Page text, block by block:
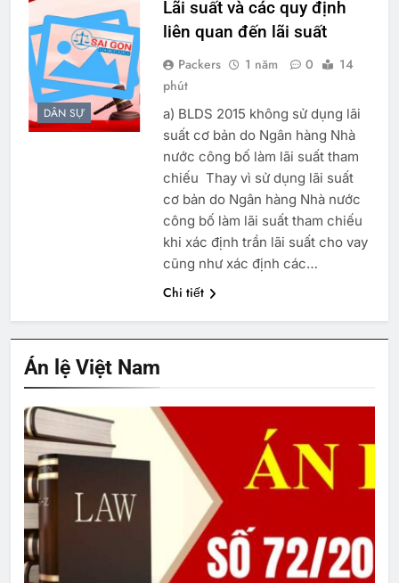
DÂN SỰ
Lãi suất và các quy định
liên quan đến lãi suất
Packers 1 năm 0
14
phút
a) BLDS 2015 không sử dụng lãi
suất cơ bản do Ngân hàng Nhà
nước công bố làm lãi suất tham
chiếu Thay vì sử dụng lãi suất
cơ bản do Ngân hàng Nhà nước
công bố làm lãi suất tham chiếu
khi xác định trần lãi suất cho vay
cũng như xác định các…
Chi tiết
Án lệ Việt Nam